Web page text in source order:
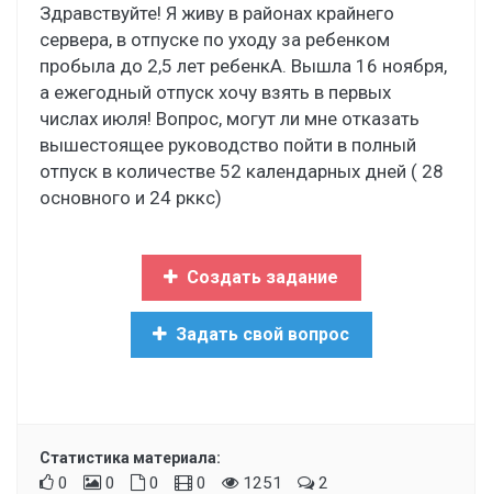
Здравствуйте! Я живу в районах крайнего
сервера, в отпуске по уходу за ребенком
пробыла до 2,5 лет ребенкА. Вышла 16 ноября,
а ежегодный отпуск хочу взять в первых
числах июля! Вопрос, могут ли мне отказать
вышестоящее руководство пойти в полный
отпуск в количестве 52 календарных дней ( 28
основного и 24 рккс)
Создать задание
Задать свой вопрос
Статистика материала:
0 0 0 0 1251
2